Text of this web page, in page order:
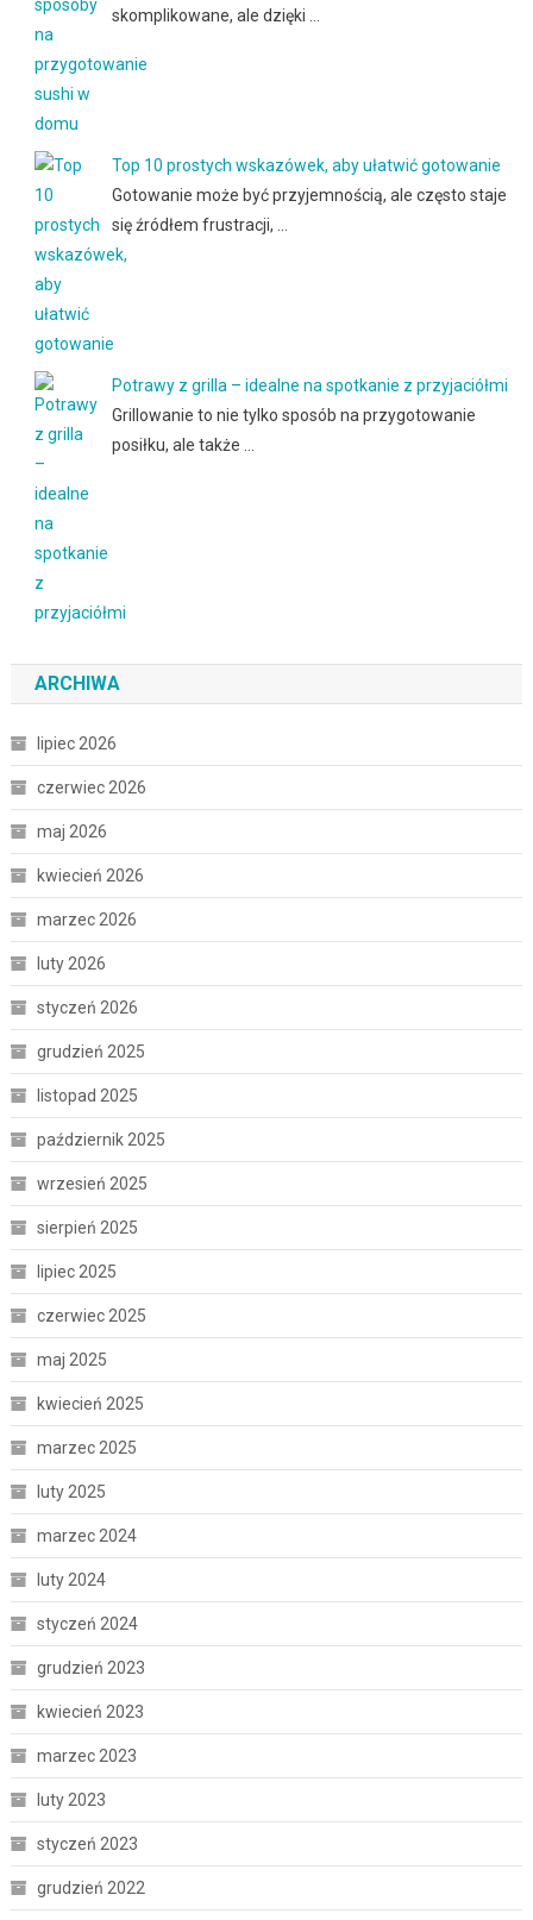
skomplikowane, ale dzięki …
Top 10 prostych wskazówek, aby ułatwić gotowanie
Gotowanie może być przyjemnością, ale często staje
się źródłem frustracji, …
Potrawy z grilla – idealne na spotkanie z przyjaciółmi
Grillowanie to nie tylko sposób na przygotowanie
posiłku, ale także …
ARCHIWA
lipiec 2026
czerwiec 2026
maj 2026
kwiecień 2026
marzec 2026
luty 2026
styczeń 2026
grudzień 2025
listopad 2025
październik 2025
wrzesień 2025
sierpień 2025
lipiec 2025
czerwiec 2025
maj 2025
kwiecień 2025
marzec 2025
luty 2025
marzec 2024
luty 2024
styczeń 2024
grudzień 2023
kwiecień 2023
marzec 2023
luty 2023
styczeń 2023
grudzień 2022